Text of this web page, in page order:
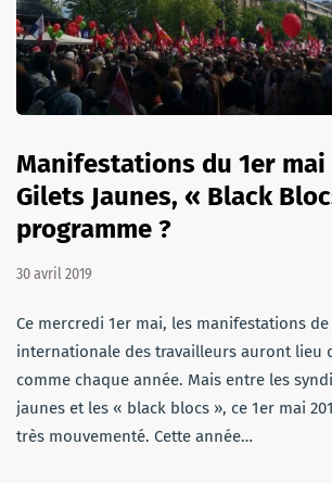
Manifestations du 1er mai
Gilets Jaunes, « Black
programme ?
30 avril 2019
Ce mercredi 1er mai, les manifestations
internationale des travailleurs auront lieu
comme chaque année. Mais entre les
jaunes et les « black blocs », ce 1er mai
très mouvementé. Cette année…